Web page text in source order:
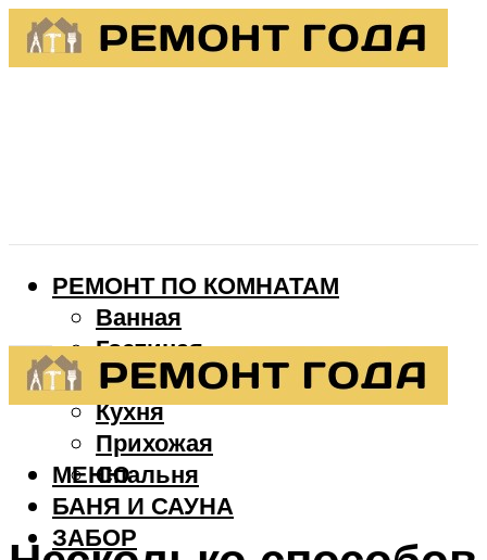
РЕМОНТ ПО КОМНАТАМ
Ванная
Гостиная
Детская
Кухня
Прихожая
Спальня
БАНЯ И САУНА
ЗАБОР
МЕНЮ